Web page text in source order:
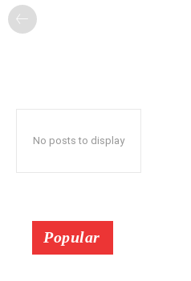
No posts to display
Popular